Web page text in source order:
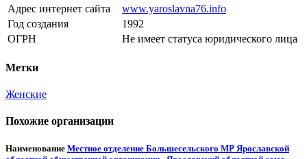
Адрес интернет сайта
www.yaroslavna76.info
Год создания
1992
ОГРН
Не имеет статуса юридического лица
Метки
Женские
Похожие организации
Наименование Местное отделение Большесельского МР Ярославской